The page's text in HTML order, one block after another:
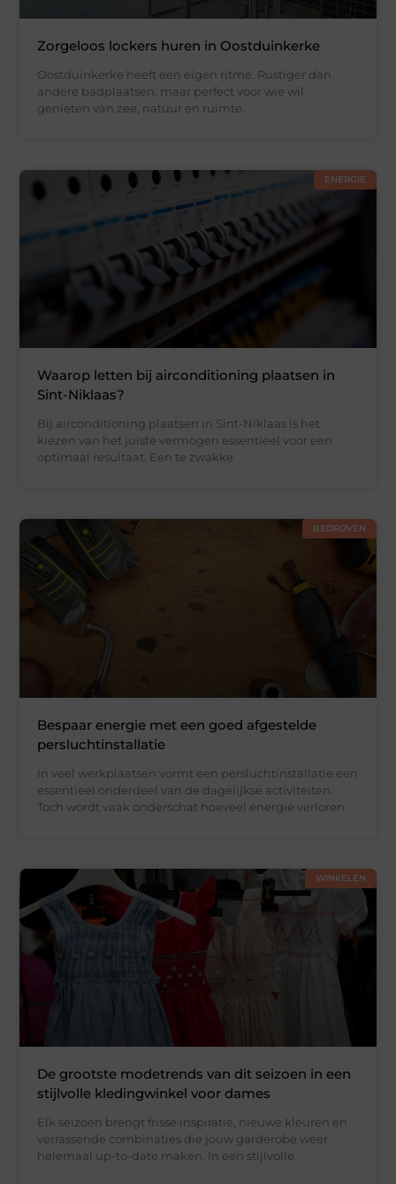
Zorgeloos lockers huren in Oostduinkerke
Oostduinkerke heeft een eigen ritme. Rustiger dan
andere badplaatsen, maar perfect voor wie wil
genieten van zee, natuur en ruimte.
ENERGIE
Waarop letten bij airconditioning plaatsen in
Sint-Niklaas?
Bij airconditioning plaatsen in Sint-Niklaas is het
kiezen van het juiste vermogen essentieel voor een
optimaal resultaat. Een te zwakke
BEDRIJVEN
Bespaar energie met een goed afgestelde
persluchtinstallatie
In veel werkplaatsen vormt een persluchtinstallatie een
essentieel onderdeel van de dagelijkse activiteiten.
Toch wordt vaak onderschat hoeveel energie verloren
WINKELEN
De grootste modetrends van dit seizoen in een
stijlvolle kledingwinkel voor dames
Elk seizoen brengt frisse inspiratie, nieuwe kleuren en
verrassende combinaties die jouw garderobe weer
helemaal up-to-date maken. In een stijlvolle